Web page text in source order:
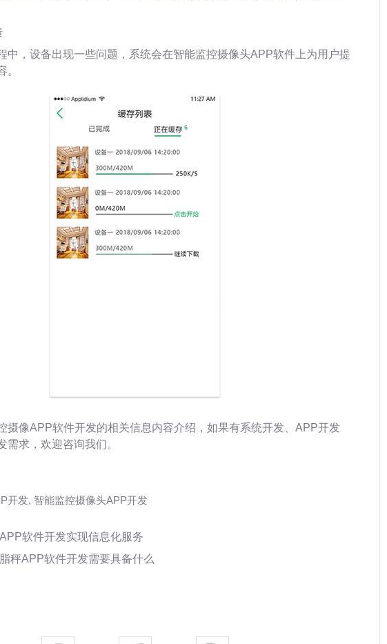
中，设备出现一些问题，系统会在智能监控摄像头APP软件上为用户提
。
摄像APP软件开发的相关信息内容介绍，如果有系统开发、APP开发
需求，欢迎咨询我们。
开发, 智能监控摄像头APP开发
软件开发实现信息化服务
秤APP软件开发需要具备什么